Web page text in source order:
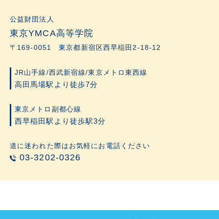
公益財団法人
東京YMCA高等学院
〒169-0051 東京都新宿区西早稲田2-18-12
JR山手線/西武新宿線/東京メトロ東西線
高田馬場駅より徒歩7分
東京メトロ副都心線
西早稲田駅より徒歩駅3分
道に迷われた際はお気軽にお電話ください
03-3202-0326